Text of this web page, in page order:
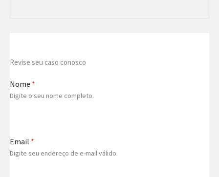
Revise seu caso conosco
Nome *
Digite o seu nome completo.
Email *
Digite seu endereço de e-mail válido.